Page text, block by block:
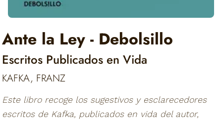
Ante la Ley - Debolsillo
Escritos Publicados en Vida
KAFKA, FRANZ
Este libro recoge los sugestivos y esclarecedores
escritos de Kafka, publicados en vida del autor,